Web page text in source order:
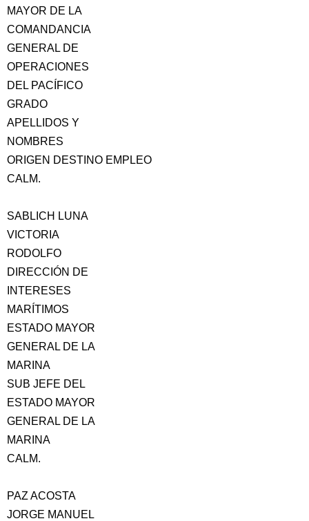
MAYOR DE LA
COMANDANCIA
GENERAL DE
OPERACIONES
DEL PACÍFICO
GRADO
APELLIDOS Y
NOMBRES
ORIGEN DESTINO EMPLEO
CALM.
SABLICH LUNA
VICTORIA
RODOLFO
DIRECCIÓN DE
INTERESES
MARÍTIMOS
ESTADO MAYOR
GENERAL DE LA
MARINA
SUB JEFE DEL
ESTADO MAYOR
GENERAL DE LA
MARINA
CALM.
PAZ ACOSTA
JORGE MANUEL